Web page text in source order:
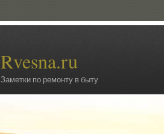
Rvesna.ru
Заметки по ремонту в быту